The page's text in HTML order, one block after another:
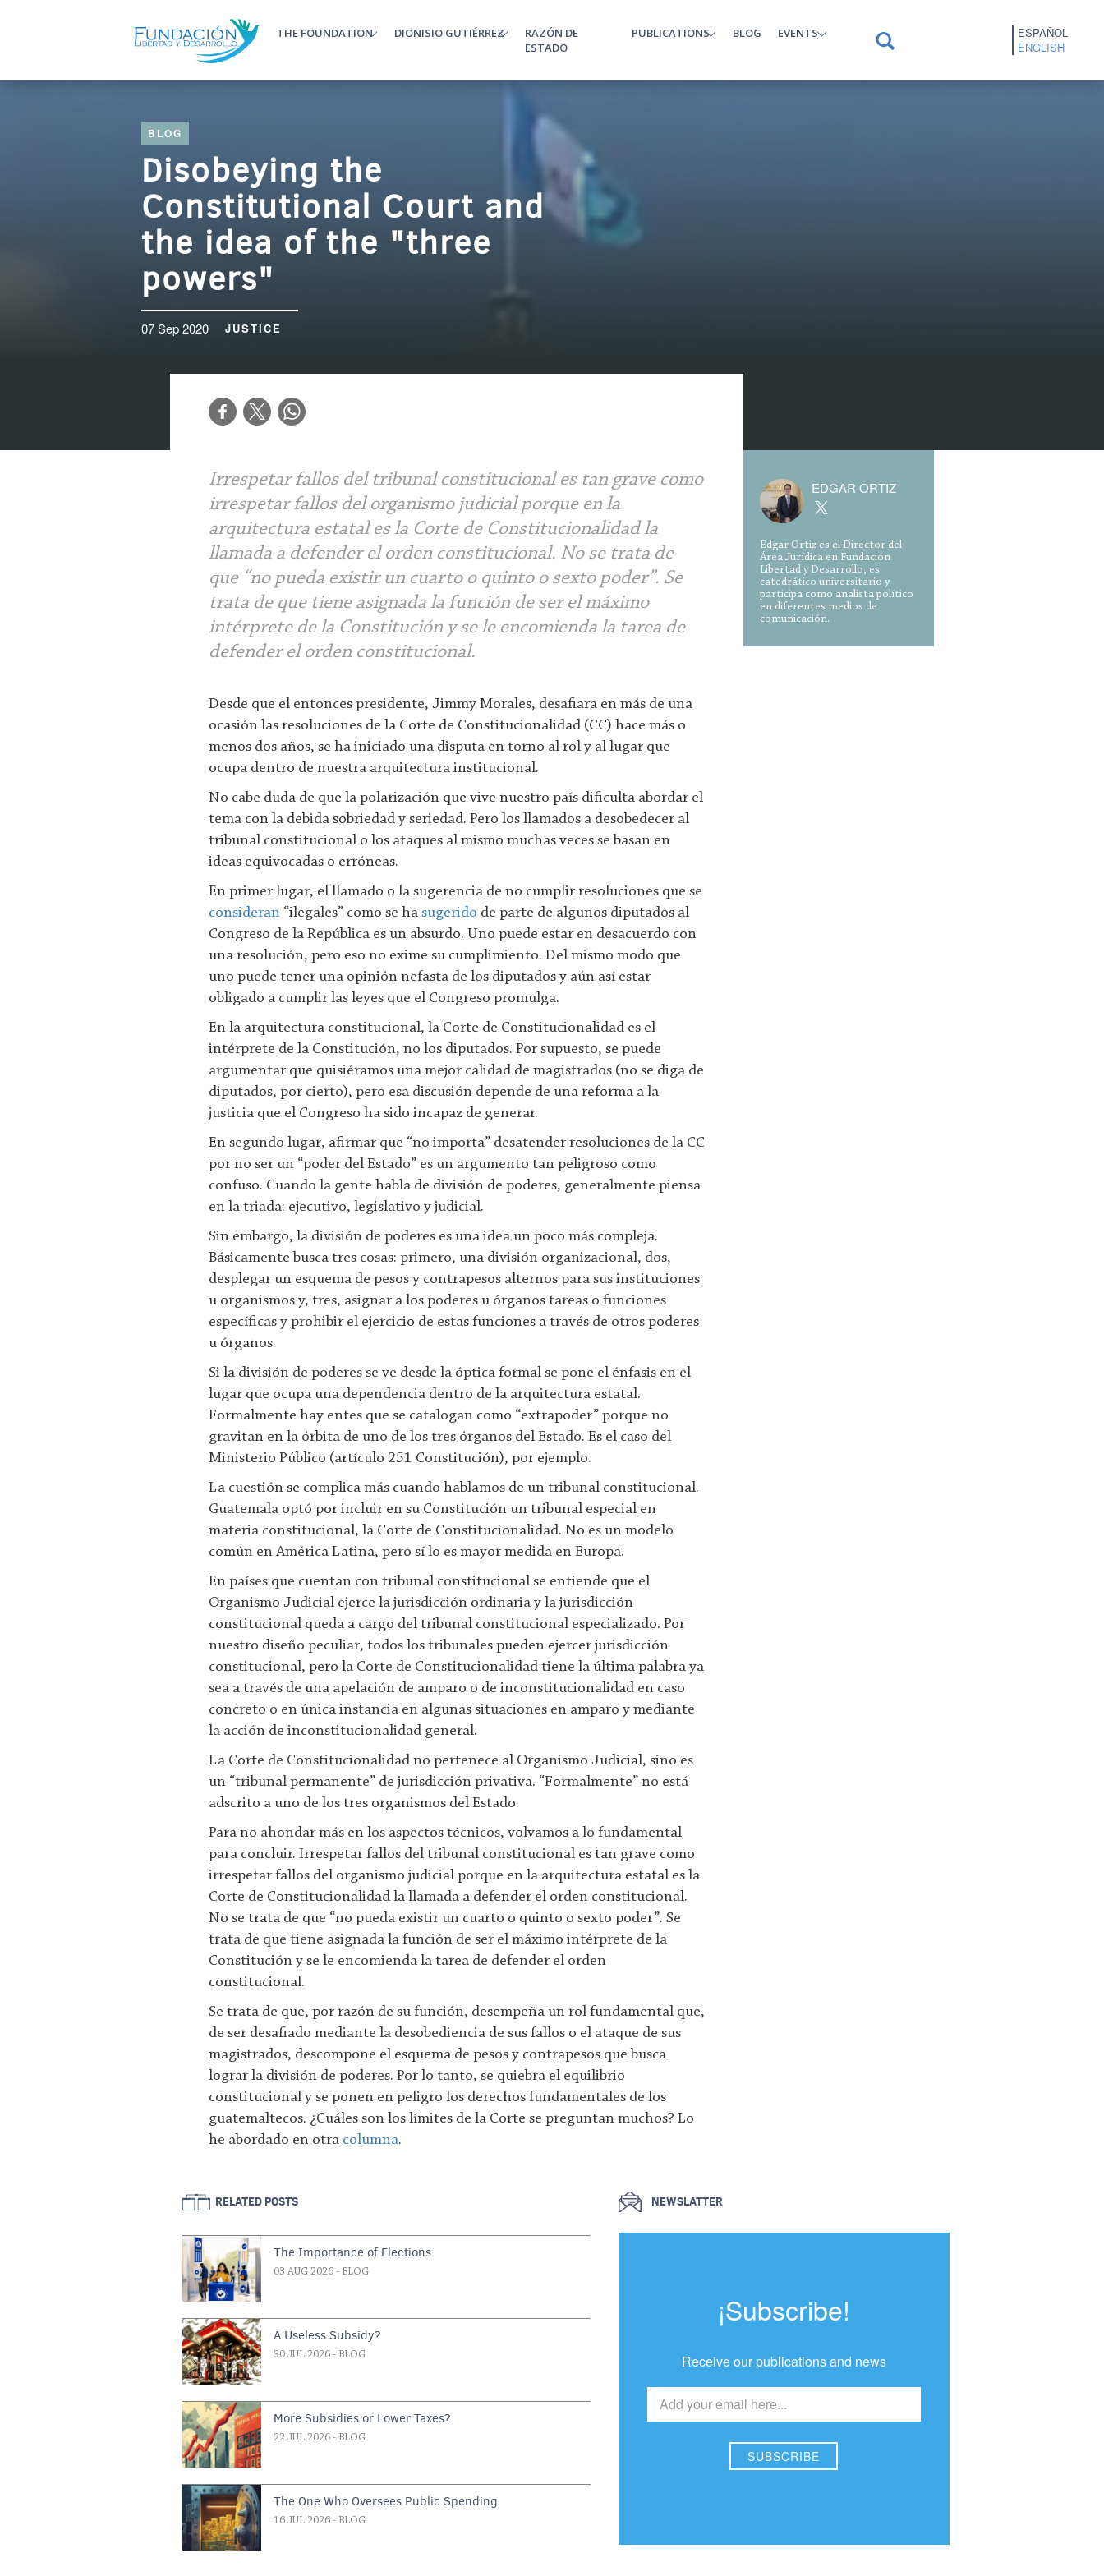
THE FOUNDATION DIONISIO GUTIÉRREZ
RAZÓN DE
ESTADO
PUBLICATIONS BLOG EVENTS
ESPAÑOL
ENGLISH
BLOG
Disobeying the
Constitutional Court and
the idea of ​​the "three
powers"
07 Sep 2020 JUSTICE
Irrespetar fallos del tribunal constitucional es tan grave como
irrespetar fallos del organismo judicial porque en la
arquitectura estatal es la Corte de Constitucionalidad la
llamada a defender el orden constitucional. No se trata de
que “no pueda existir un cuarto o quinto o sexto poder”. Se
trata de que tiene asignada la función de ser el máximo
intérprete de la Constitución y se le encomienda la tarea de
defender el orden constitucional.
Desde que el entonces presidente, Jimmy Morales, desafiara en más de una
ocasión las resoluciones de la Corte de Constitucionalidad (CC) hace más o
menos dos años, se ha iniciado una disputa en torno al rol y al lugar que
ocupa dentro de nuestra arquitectura institucional.
No cabe duda de que la polarización que vive nuestro país dificulta abordar el
tema con la debida sobriedad y seriedad. Pero los llamados a desobedecer al
tribunal constitucional o los ataques al mismo muchas veces se basan en
ideas equivocadas o erróneas.
En primer lugar, el llamado o la sugerencia de no cumplir resoluciones que se
consideran“ilegales” como se ha sugerido de parte de algunos diputados al
Congreso de la República es un absurdo. Uno puede estar en desacuerdo con
una resolución, pero eso no exime su cumplimiento. Del mismo modo que
uno puede tener una opinión nefasta de los diputados y aún así estar
obligado a cumplir las leyes que el Congreso promulga.
En la arquitectura constitucional, la Corte de Constitucionalidad es el
intérprete de la Constitución, no los diputados. Por supuesto, se puede
argumentar que quisiéramos una mejor calidad de magistrados (no se diga de
diputados, por cierto), pero esa discusión depende de una reforma a la
justicia que el Congreso ha sido incapaz de generar.
En segundo lugar, afirmar que “no importa” desatender resoluciones de la CC
por no ser un “poder del Estado” es un argumento tan peligroso como
confuso. Cuando la gente habla de división de poderes, generalmente piensa
en la triada: ejecutivo, legislativo y judicial.
Sin embargo, la división de poderes es una idea un poco más compleja.
Básicamente busca tres cosas: primero, una división organizacional, dos,
desplegar un esquema de pesos y contrapesos alternos para sus instituciones
u organismos y, tres, asignar a los poderes u órganos tareas o funciones
específicas y prohibir el ejercicio de estas funciones a través de otros poderes
u órganos.
Si la división de poderes se ve desde la óptica formal se pone el énfasis en el
lugar que ocupa una dependencia dentro de la arquitectura estatal.
Formalmente hay entes que se catalogan como “extrapoder” porque no
gravitan en la órbita de uno de los tres órganos del Estado. Es el caso del
Ministerio Público (artículo 251 Constitución), por ejemplo.
La cuestión se complica más cuando hablamos de un tribunal constitucional.
Guatemala optó por incluir en su Constitución un tribunal especial en
materia constitucional, la Corte de Constitucionalidad. No es un modelo
común en América Latina, pero sí lo es mayor medida en Europa.
En países que cuentan con tribunal constitucional se entiende que el
Organismo Judicial ejerce la jurisdicción ordinaria y la jurisdicción
constitucional queda a cargo del tribunal constitucional especializado. Por
nuestro diseño peculiar, todos los tribunales pueden ejercer jurisdicción
constitucional, pero la Corte de Constitucionalidad tiene la última palabra ya
sea a través de una apelación de amparo o de inconstitucionalidad en caso
concreto o en única instancia en algunas situaciones en amparo y mediante
la acción de inconstitucionalidad general.
La Corte de Constitucionalidad no pertenece al Organismo Judicial, sino es
un “tribunal permanente” de jurisdicción privativa. “Formalmente” no está
adscrito a uno de los tres organismos del Estado.
Para no ahondar más en los aspectos técnicos, volvamos a lo fundamental
para concluir. Irrespetar fallos del tribunal constitucional es tan grave como
irrespetar fallos del organismo judicial porque en la arquitectura estatal es la
Corte de Constitucionalidad la llamada a defender el orden constitucional.
No se trata de que “no pueda existir un cuarto o quinto o sexto poder”. Se
trata de que tiene asignada la función de ser el máximo intérprete de la
Constitución y se le encomienda la tarea de defender el orden
constitucional.
Se trata de que, por razón de su función, desempeña un rol fundamental que,
de ser desafiado mediante la desobediencia de sus fallos o el ataque de sus
magistrados, descompone el esquema de pesos y contrapesos que busca
lograr la división de poderes. Por lo tanto, se quiebra el equilibrio
constitucional y se ponen en peligro los derechos fundamentales de los
guatemaltecos. ¿Cuáles son los límites de la Corte se preguntan muchos? Lo
he abordado en otra columna.
EDGAR ORTIZ
Edgar Ortiz es el Director del
Área Jurídica en Fundación
Libertad y Desarrollo, es
catedrático universitario y
participa como analista político
en diferentes medios de
comunicación.
RELATED POSTS
The Importance of Elections
03 AUG 2026 - BLOG
A Useless Subsidy?
30 JUL 2026 - BLOG
More Subsidies or Lower Taxes?
22 JUL 2026 - BLOG
The One Who Oversees Public Spending
16 JUL 2026 - BLOG
NEWSLATTER
¡Subscribe!
Receive our publications and news